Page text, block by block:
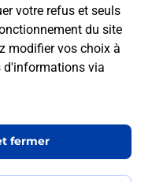
votre refus et seuls
du site
modifier vos choix à
d'informations via
fermer
posées
?
autour